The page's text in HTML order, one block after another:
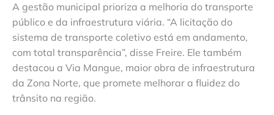
A gestão municipal prioriza a melhoria do transporte
público e da infraestrutura viária. “A licitação do
sistema de transporte coletivo está em andamento,
com total transparência”, disse Freire. Ele também
destacou a Via Mangue, maior obra de infraestrutura
da Zona Norte, que promete melhorar a fluidez do
trânsito na região.